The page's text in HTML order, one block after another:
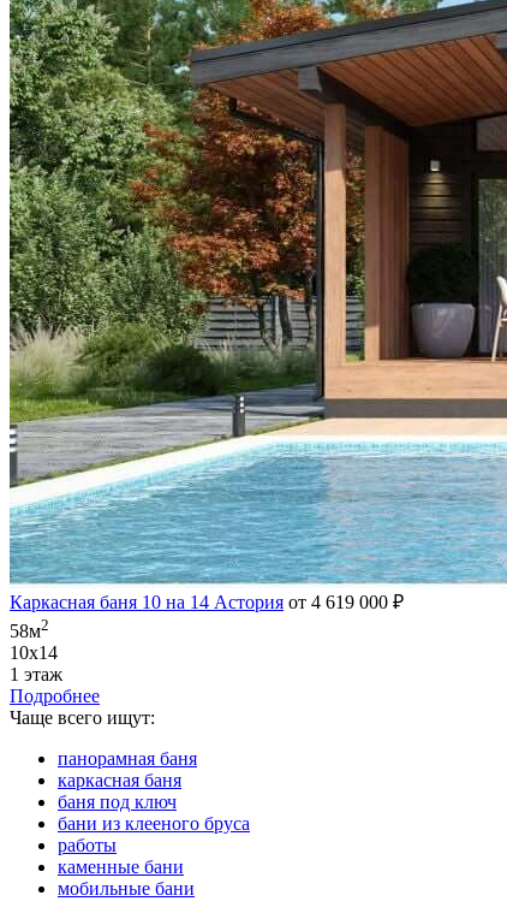
Каркасная баня 10 на 14 Астория от 4 619 000 ₽
58м2
10х14
1 этаж
Подробнее
Чаще всего ищут:
панорамная баня
каркасная баня
баня под ключ
бани из клееного бруса
работы
каменные бани
мобильные бани